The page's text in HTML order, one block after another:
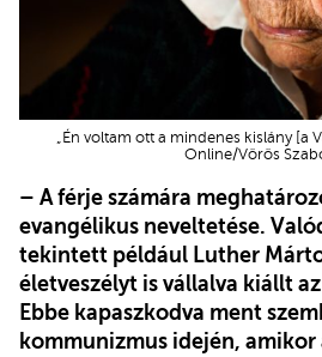
„Én voltam ott a mindenes kislány [a
Online/Vörös
– A férje számára
evangélikus neveltetése.
tekintett például Luther
életveszélyt is vállalva kiállt
Ebbe kapaszkodva ment
kommunizmus idején,